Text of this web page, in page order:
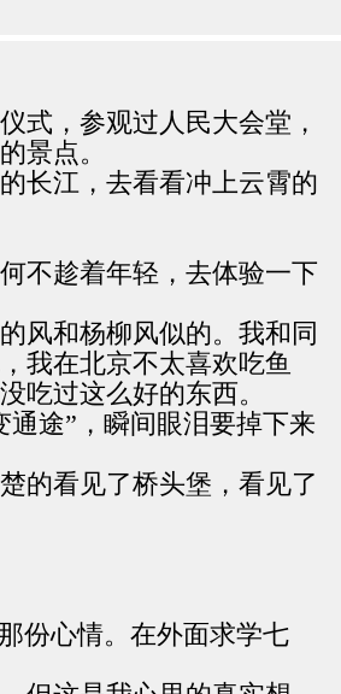
式，参观过人民大会堂，
景点。
长江，去看看冲上云霄的
不趁着年轻，去体验一下
风和杨柳风似的。我和同
我在北京不太喜欢吃鱼
吃过这么好的东西。
途”，瞬间眼泪要掉下来
的看见了桥头堡，看见了
份心情。在外面求学七